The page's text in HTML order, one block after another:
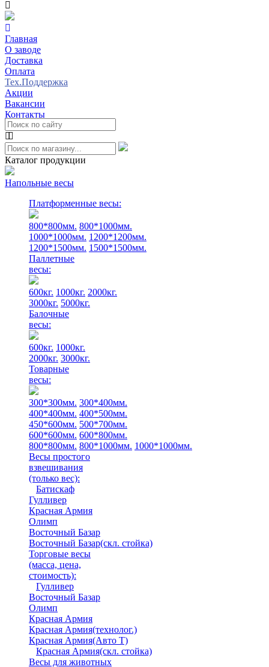
Главная
О заводе
Доставка
Оплата
Тех.Поддержка
Акции
Вакансии
Контакты
Каталог продукции
Напольные весы
Платформенные весы:
800*800мм. 800*1000мм.
1000*1000мм. 1200*1200мм.
1200*1500мм. 1500*1500мм.
Паллетные
весы:
600кг. 1000кг. 2000кг.
3000кг. 5000кг.
Балочные
весы:
600кг. 1000кг.
2000кг. 3000кг.
Товарные
весы:
300*300мм. 300*400мм.
400*400мм. 400*500мм.
450*600мм. 500*700мм.
600*600мм. 600*800мм.
800*800мм. 800*1000мм. 1000*1000мм.
Весы простого
взвешивания
(только вес):
Батискаф
Гулливер
Красная Армия
Олимп
Восточный Базар
Восточный Базар(скл. стойка)
Торговые весы
(масса, цена,
стоимость):
Гулливер
Восточный Базар
Олимп
Красная Армия
Красная Армия(технолог.)
Красная Армия(Авто Т)
Красная Армия(скл. стойка)
Весы для животных